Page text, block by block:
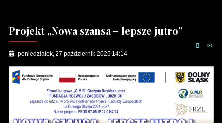
Projekt „Nowa szansa – lepsze jutro”
poniedziałek, 27 październik 2025 14:14